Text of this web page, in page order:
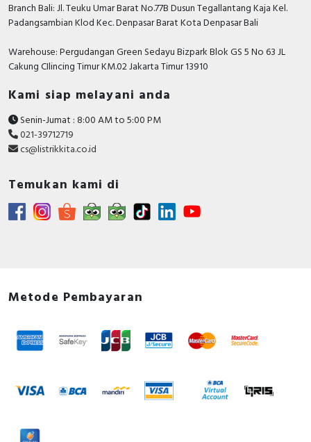
Branch Bali: Jl. Teuku Umar Barat No.77B Dusun Tegallantang Kaja Kel.
Padangsambian Klod Kec. Denpasar Barat Kota Denpasar Bali
Warehouse: Pergudangan Green Sedayu Bizpark Blok GS 5 No 63 JL
Cakung CIlincing Timur KM.02 Jakarta Timur 13910
Kami siap melayani anda
Senin-Jumat : 8:00 AM to 5:00 PM
021-39712719
cs@listrikkita.co.id
Temukan kami di
Metode Pembayaran